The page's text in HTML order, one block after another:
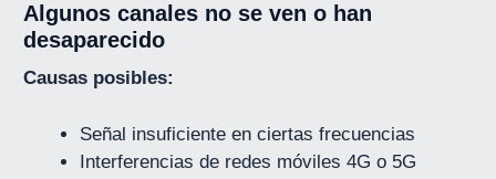
Algunos canales no se ven o han
desaparecido
Causas posibles:
Señal insuficiente en ciertas frecuencias
Interferencias de redes móviles 4G o 5G